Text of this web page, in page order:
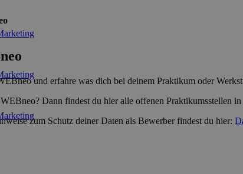
und erfahre was dich bei deinem Praktikum oder
Dann findest du hier alle offenen Praktikumsstellen in
zum Schutz deiner Daten als Bewerber findest du hier: